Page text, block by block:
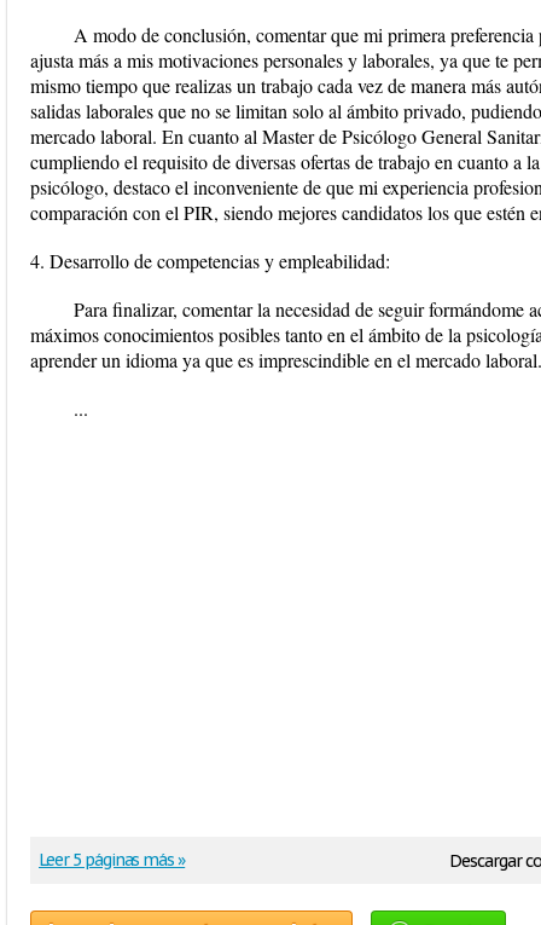
A modo de conclusión, comentar que mi primera
ajusta más a mis motivaciones personales y laborales, ya que te
mismo tiempo que realizas un trabajo cada vez de manera más
salidas laborales que no se limitan solo al ámbito privado,
mercado laboral. En cuanto al Master de Psicólogo General
cumpliendo el requisito de diversas ofertas de trabajo en cuanto a
psicólogo, destaco el inconveniente de que mi experiencia
comparación con el PIR, siendo mejores candidatos los que estén
4. Desarrollo de competencias y empleabilidad:
Para finalizar, comentar la necesidad de seguir formándome
máximos conocimientos posibles tanto en el ámbito de la
aprender un idioma ya que es imprescindible en el mercado laboral.
...
Descargar
Leer 5 páginas más »